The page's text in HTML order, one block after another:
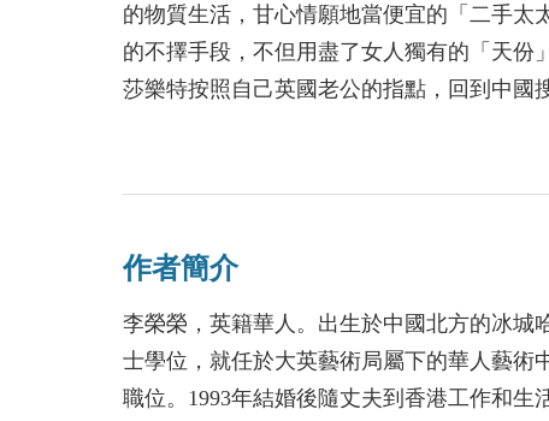
的物質生活，甘心情願地當便宜的「二手太
的不擇手段，不但用盡了女人獨有的「天份
莎樂特按照自己英國老公的指點，回到中國
物的不幸故事來著書立說以求揚名。她憑
的西方人。但是，背棄自我認同的莎樂特最
人。沒有對親生幼子的摯愛，沒有了對祖國
眼中嘲諷的對象。
作者簡介
李榮榮，英籍華人。出生於中國北方的冰城
士學位，就任於大英藝術局屬下的華人藝術
職位。1993年結婚後隨丈夫到香港工作和生